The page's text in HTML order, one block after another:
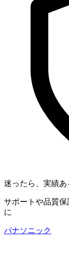
迷ったら、実績
サポートや品質
に
パナソニック